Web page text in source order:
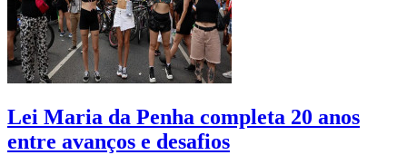
Lei Maria da Penha completa 20 anos
entre avanços e desafios